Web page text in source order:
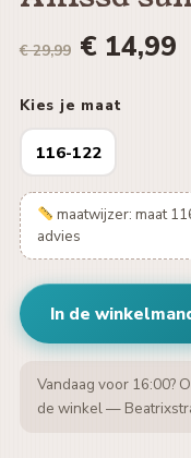
€ 29,99 € 14,99
Kies je maat
116-122
maatwijzer: maat
advies
In de
Vandaag voor 16:00?
de winkel —